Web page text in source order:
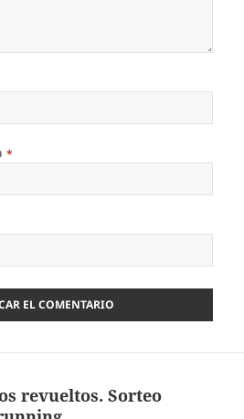
*
revueltos. Sorteo